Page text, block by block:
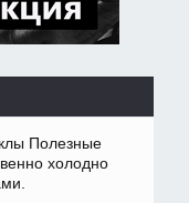
Полезные
холодно